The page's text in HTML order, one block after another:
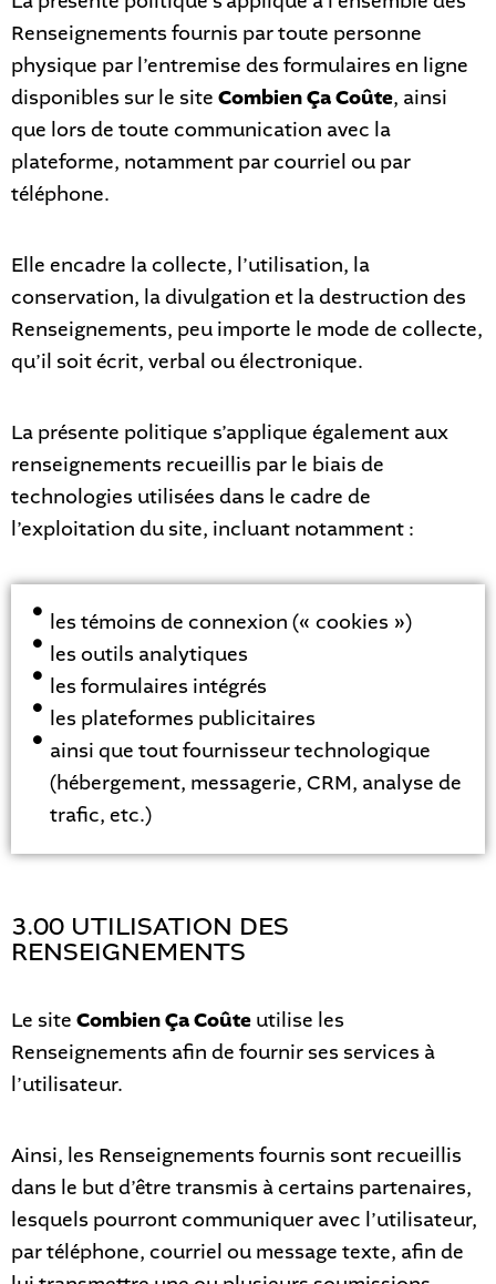
Renseignements fournis par toute personne
physique par l’entremise des formulaires en ligne
disponibles sur le site Combien Ça Coûte, ainsi
que lors de toute communication avec la
plateforme, notamment par courriel ou par
téléphone.
Elle encadre la collecte, l’utilisation, la
conservation, la divulgation et la destruction des
Renseignements, peu importe le mode de collecte,
qu’il soit écrit, verbal ou électronique.
La présente politique s’applique également aux
renseignements recueillis par le biais de
technologies utilisées dans le cadre de
l’exploitation du site, incluant notamment :
les témoins de connexion (« cookies »)
les outils analytiques
les formulaires intégrés
les plateformes publicitaires
ainsi que tout fournisseur technologique
(hébergement, messagerie, CRM, analyse de
trafic, etc.)
3.00 UTILISATION DES
RENSEIGNEMENTS
Le site Combien Ça Coûte utilise les
Renseignements afin de fournir ses services à
l’utilisateur.
Ainsi, les Renseignements fournis sont recueillis
dans le but d’être transmis à certains partenaires,
lesquels pourront communiquer avec l’utilisateur,
par téléphone, courriel ou message texte, afin de